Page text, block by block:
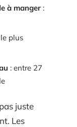
à manger :
le plus
: entre 27
juste
Les